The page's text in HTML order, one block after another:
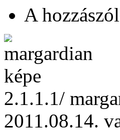
A
2.1.1.1/
2011.08.14.